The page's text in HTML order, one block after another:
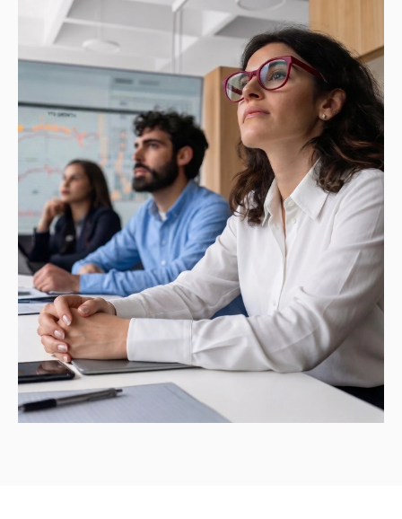
experimentar de primera mano cómo
organizaciones de distintos sectores están
implementando la transformación digital y la IA.